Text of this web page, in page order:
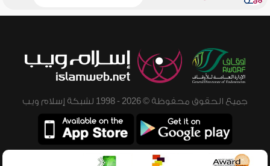
جميع الحقوق محفوظة © 2026 - 1998 لشبكة إسلام ويب